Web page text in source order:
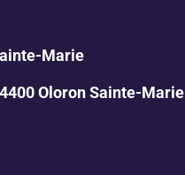
Marie
Oloron Sainte-Marie